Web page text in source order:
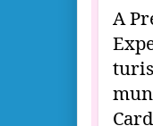
A